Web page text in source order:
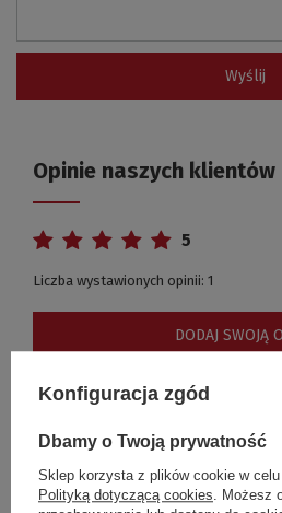
Wyślij
Opinie naszych klientów
5
Liczba wystawionych opinii: 1
DODAJ SWOJĄ
Konfiguracja zgód
Dbamy o Twoją prywatność
Sklep korzysta z plików cookie w celu
Polityką dotyczącą cookies. Możesz